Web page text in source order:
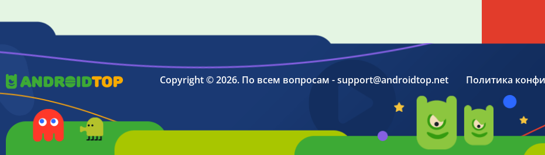
Copyright © 2026. По всем вопросам - support@androidtop.net Политика